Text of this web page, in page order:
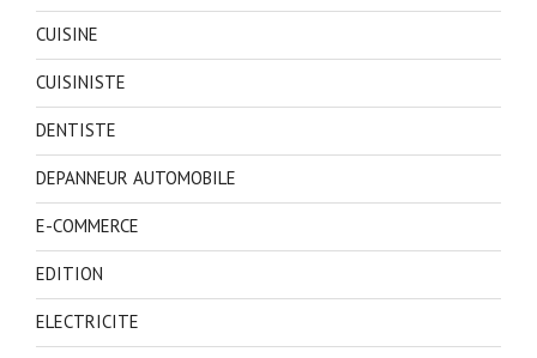
CUISINE
CUISINISTE
DENTISTE
DEPANNEUR AUTOMOBILE
E-COMMERCE
EDITION
ELECTRICITE